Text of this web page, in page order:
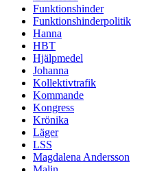
Funktionshinder
Funktionshinderpolitik
Hanna
HBT
Hjälpmedel
Johanna
Kollektivtrafik
Kommande
Kongress
Krönika
Läger
LSS
Magdalena Andersson